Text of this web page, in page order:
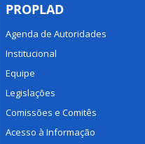
PROPLAD
Agenda de Autoridades
Institucional
Equipe
Legislações
Comissões e Comitês
Acesso à Informação